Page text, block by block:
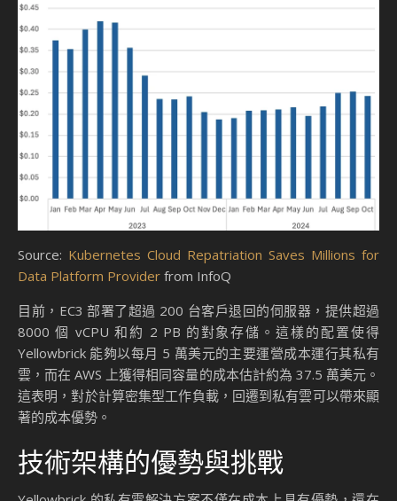
Source: Kubernetes Cloud Repatriation Saves Millions for
Data Platform Provider from InfoQ
目前，EC3 部署了超過 200 台客戶退回的伺服器，提供超過
8000 個 vCPU 和約 2 PB 的對象存儲。這樣的配置使得
Yellowbrick 能夠以每月 5 萬美元的主要運營成本運行其私有
雲，而在 AWS 上獲得相同容量的成本估計約為 37.5 萬美元。
這表明，對於計算密集型工作負載，回遷到私有雲可以帶來顯
著的成本優勢。
技術架構的優勢與挑戰